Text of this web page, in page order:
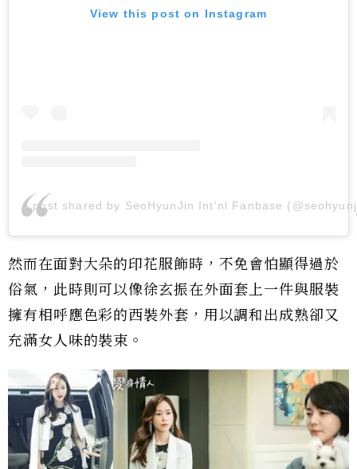
View this post on Instagram
A post shared by SeoHyunJin Int'nl Fanbase
然而在面對大朵的印花服飾時，不免會怕顯得過於
俗氣，此時則可以像徐玄振在外面套上一件與服裝
擁有相呼應色彩的西裝外套，用以調和出成熟卻又
充滿女人味的裝束。